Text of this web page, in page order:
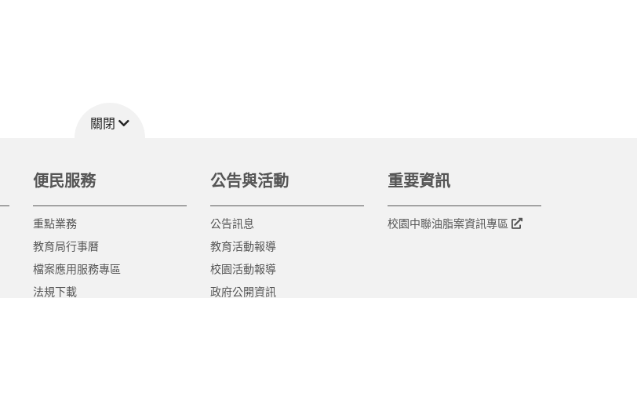
關閉
便民服務
重點業務
教育局行事曆
檔案應用服務專區
法規下載
公告與活動
公告訊息
教育活動報導
校園活動報導
政府公開資訊
重要資訊
校園中聯油脂案資訊專區